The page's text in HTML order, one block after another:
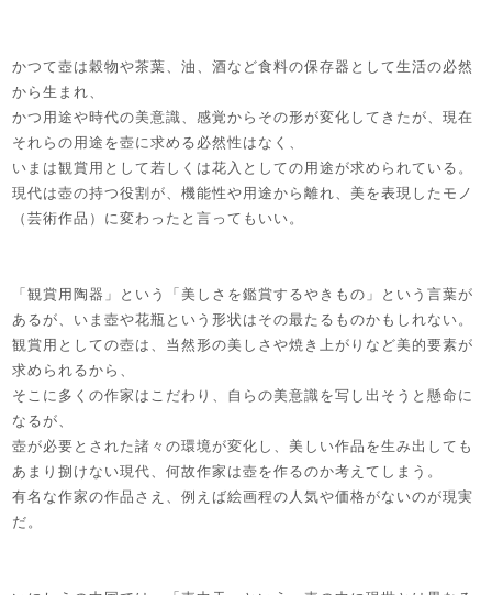
かつて壺は穀物や茶葉、油、酒など食料の保存器として生活の必然
から生まれ、
かつ用途や時代の美意識、感覚からその形が変化してきたが、現在
それらの用途を壺に求める必然性はなく、
いまは観賞用として若しくは花入としての用途が求められている。
現代は壺の持つ役割が、機能性や用途から離れ、美を表現したモノ
（芸術作品）に変わったと言ってもいい。
「観賞用陶器」という「美しさを鑑賞するやきもの」という言葉が
あるが、いま壺や花瓶という形状はその最たるものかもしれない。
観賞用としての壺は、当然形の美しさや焼き上がりなど美的要素が
求められるから、
そこに多くの作家はこだわり、自らの美意識を写し出そうと懸命に
なるが、
壺が必要とされた諸々の環境が変化し、美しい作品を生み出しても
あまり捌けない現代、何故作家は壺を作るのか考えてしまう。
有名な作家の作品さえ、例えば絵画程の人気や価格がないのが現実
だ。